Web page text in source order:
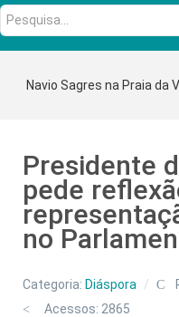
Pesquisa...
Navio Sagres na Praia da
Presidente
pede
no
Categoria: Diáspora
Acessos: 2865